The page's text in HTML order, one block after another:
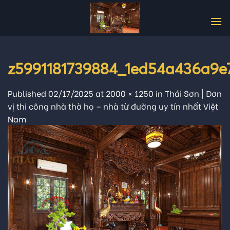
Published 02/17/2025 at 2000 × 1250 in Thái Sơn | Đơn
vị thi công nhà thờ họ – nhà từ đường uy tín nhất Việt
Nam